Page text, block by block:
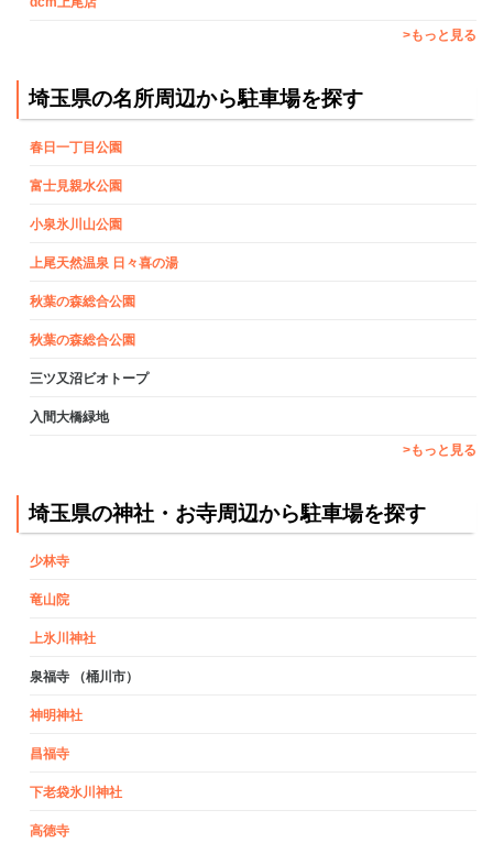
>もっと見る
埼玉県の名所周辺から駐車場を探す
春日一丁目公園
富士見親水公園
小泉氷川山公園
上尾天然温泉 日々喜の湯
秋葉の森総合公園
秋葉の森総合公園
三ツ又沼ビオトープ
入間大橋緑地
>もっと見る
埼玉県の神社・お寺周辺から駐車場を探す
少林寺
竜山院
上氷川神社
泉福寺 （桶川市）
神明神社
昌福寺
下老袋氷川神社
高徳寺